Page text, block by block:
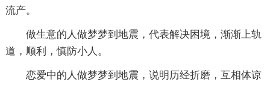
流产。
做生意的人做梦梦到地震，代表解决困境，渐渐上轨
道，顺利，慎防小人。
恋爱中的人做梦梦到地震，说明历经折磨，互相体谅